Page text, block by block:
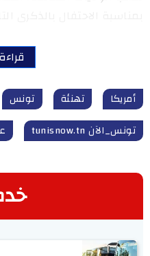
أمريكا تهنئة تونس
تونس_الآن tunisnow.tn